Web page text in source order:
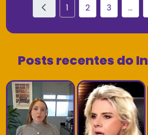
1 2 3 ...
Posts recentes do